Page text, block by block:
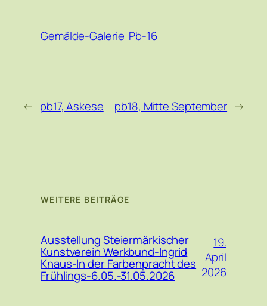
Gemälde-Galerie Pb-16
← pb17, Askese pb18, Mitte September →
WEITERE BEITRÄGE
Ausstellung Steiermärkischer
Kunstverein Werkbund-Ingrid
Knaus-In der Farbenpracht des
Frühlings-6.05.-31.05.2026
19.
April
2026